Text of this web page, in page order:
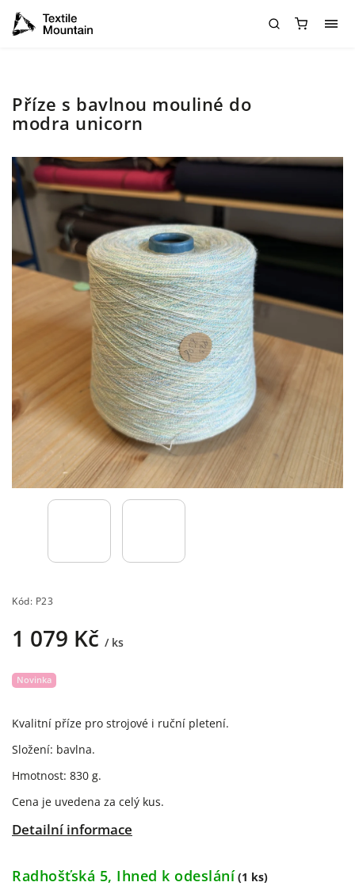
Příze s bavlnou mouliné do
modra unicorn
Kód: P23
1 079 Kč / ks
Kvalitní příze pro strojové i ruční pletení.
Složení: bavlna.
Hmotnost: 830 g.
Cena je uvedena za celý kus.
Detailní informace
Novinka
Radhošťská 5, Ihned k odeslání (1 ks)